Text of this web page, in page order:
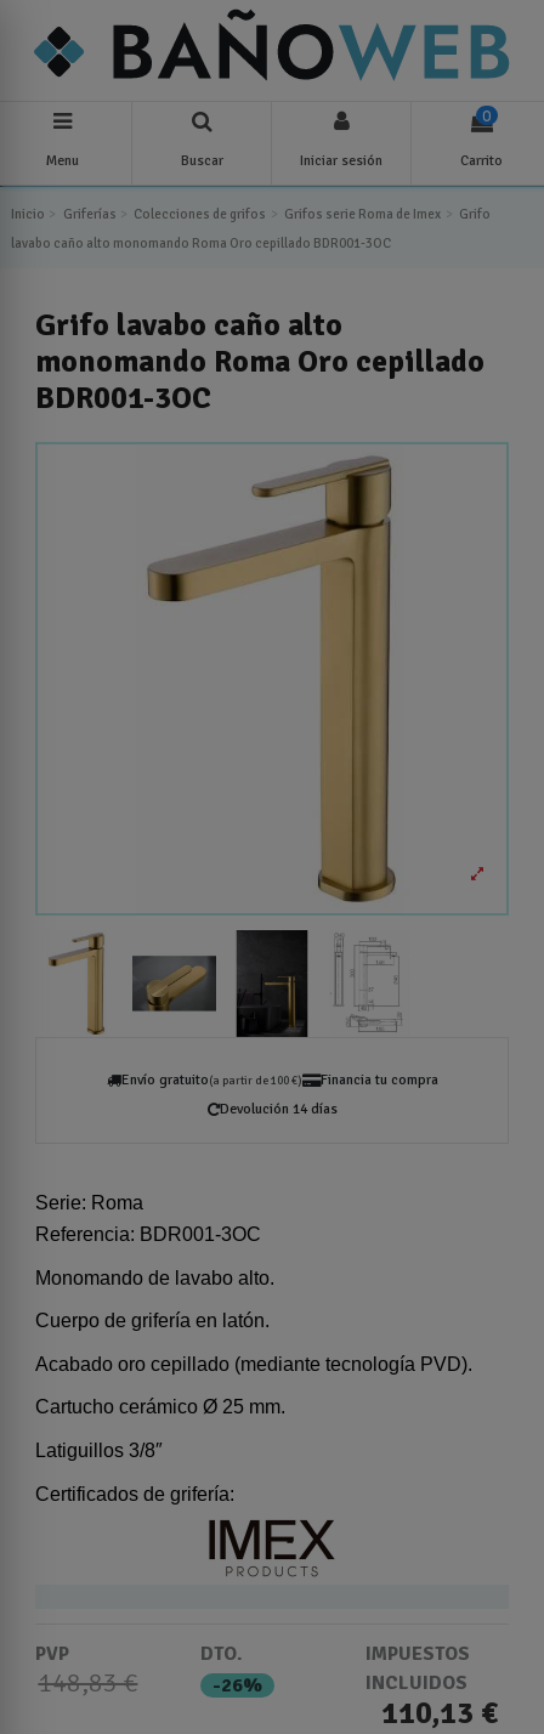
Menu Buscar Iniciar sesión
0
Carrito
Inicio Griferías Colecciones de grifos Grifos serie Roma de Imex
Grifo
lavabo caño alto monomando Roma Oro cepillado BDR001-3OC
Grifo lavabo caño alto
monomando Roma Oro cepillado
BDR001-3OC
Envío gratuito(a partir de 100 €)
Financia tu compra
Devolución 14 días
Serie: Roma
Referencia: BDR001-3OC
Monomando de lavabo alto.
Cuerpo de grifería en latón.
Acabado oro cepillado (mediante tecnología PVD).
Cartucho cerámico Ø 25 mm.
Latiguillos 3/8″
Certificados de grifería:
PVP
148,83 €
DTO.
-26%
IMPUESTOS
INCLUIDOS
110,13 €